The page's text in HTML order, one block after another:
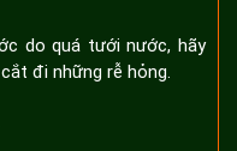
do quá tưới nước, hãy
đi những rễ hỏng.